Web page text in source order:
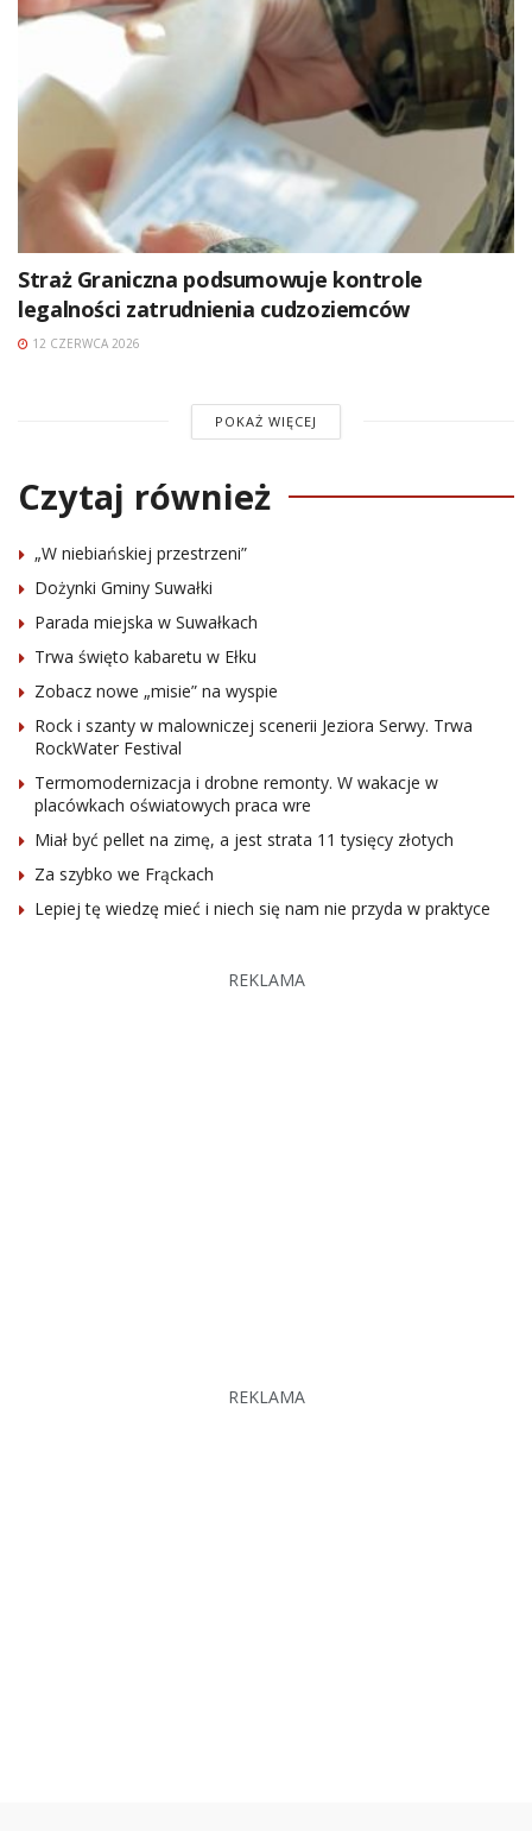
Straż Graniczna podsumowuje kontrole
legalności zatrudnienia cudzoziemców
12 CZERWCA 2026
POKAŻ WIĘCEJ
Czytaj również
„W niebiańskiej przestrzeni”
Dożynki Gminy Suwałki
Parada miejska w Suwałkach
Trwa święto kabaretu w Ełku
Zobacz nowe „misie” na wyspie
Rock i szanty w malowniczej scenerii Jeziora Serwy. Trwa
RockWater Festival
Termomodernizacja i drobne remonty. W wakacje w
placówkach oświatowych praca wre
Miał być pellet na zimę, a jest strata 11 tysięcy złotych
Za szybko we Frąckach
Lepiej tę wiedzę mieć i niech się nam nie przyda w praktyce
REKLAMA
REKLAMA